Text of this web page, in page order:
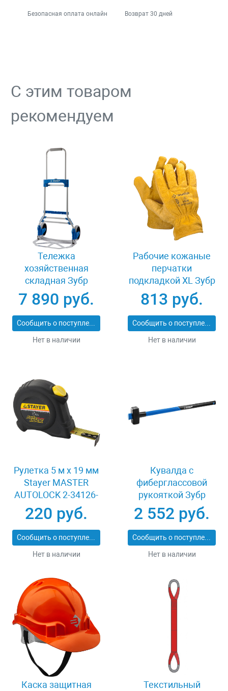
Безопасная оплата онлайн Возврат 30 дней
С этим товаром
рекомендуем
Тележка
хозяйственная
складная Зубр
ЭКСПЕРТ 38750-90
7 890 руб.
Сообщить о поступлении
Нет в наличии
Рабочие кожаные
перчатки
подкладкой XL Зубр
МАСТЕР 1135-XL
813 руб.
Сообщить о поступлении
Нет в наличии
Рулетка 5 м x 19 мм
Stayer MASTER
AUTOLOCK 2-34126-
05-19_z01
220 руб.
Сообщить о поступлении
Нет в наличии
Кувалда с
фиберглассовой
рукояткой Зубр
20111-3_z03
2 552 руб.
Сообщить о поступлении
Нет в наличии
Каска защитная Текстильный